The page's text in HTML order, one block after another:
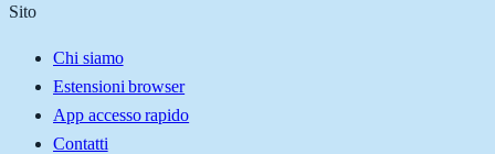
Sito
Chi siamo
Estensioni browser
App accesso rapido
Contatti